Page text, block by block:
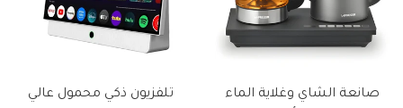
صانعة الشاي وغلاية الماء
تلفزيون ذكي محمول عالي